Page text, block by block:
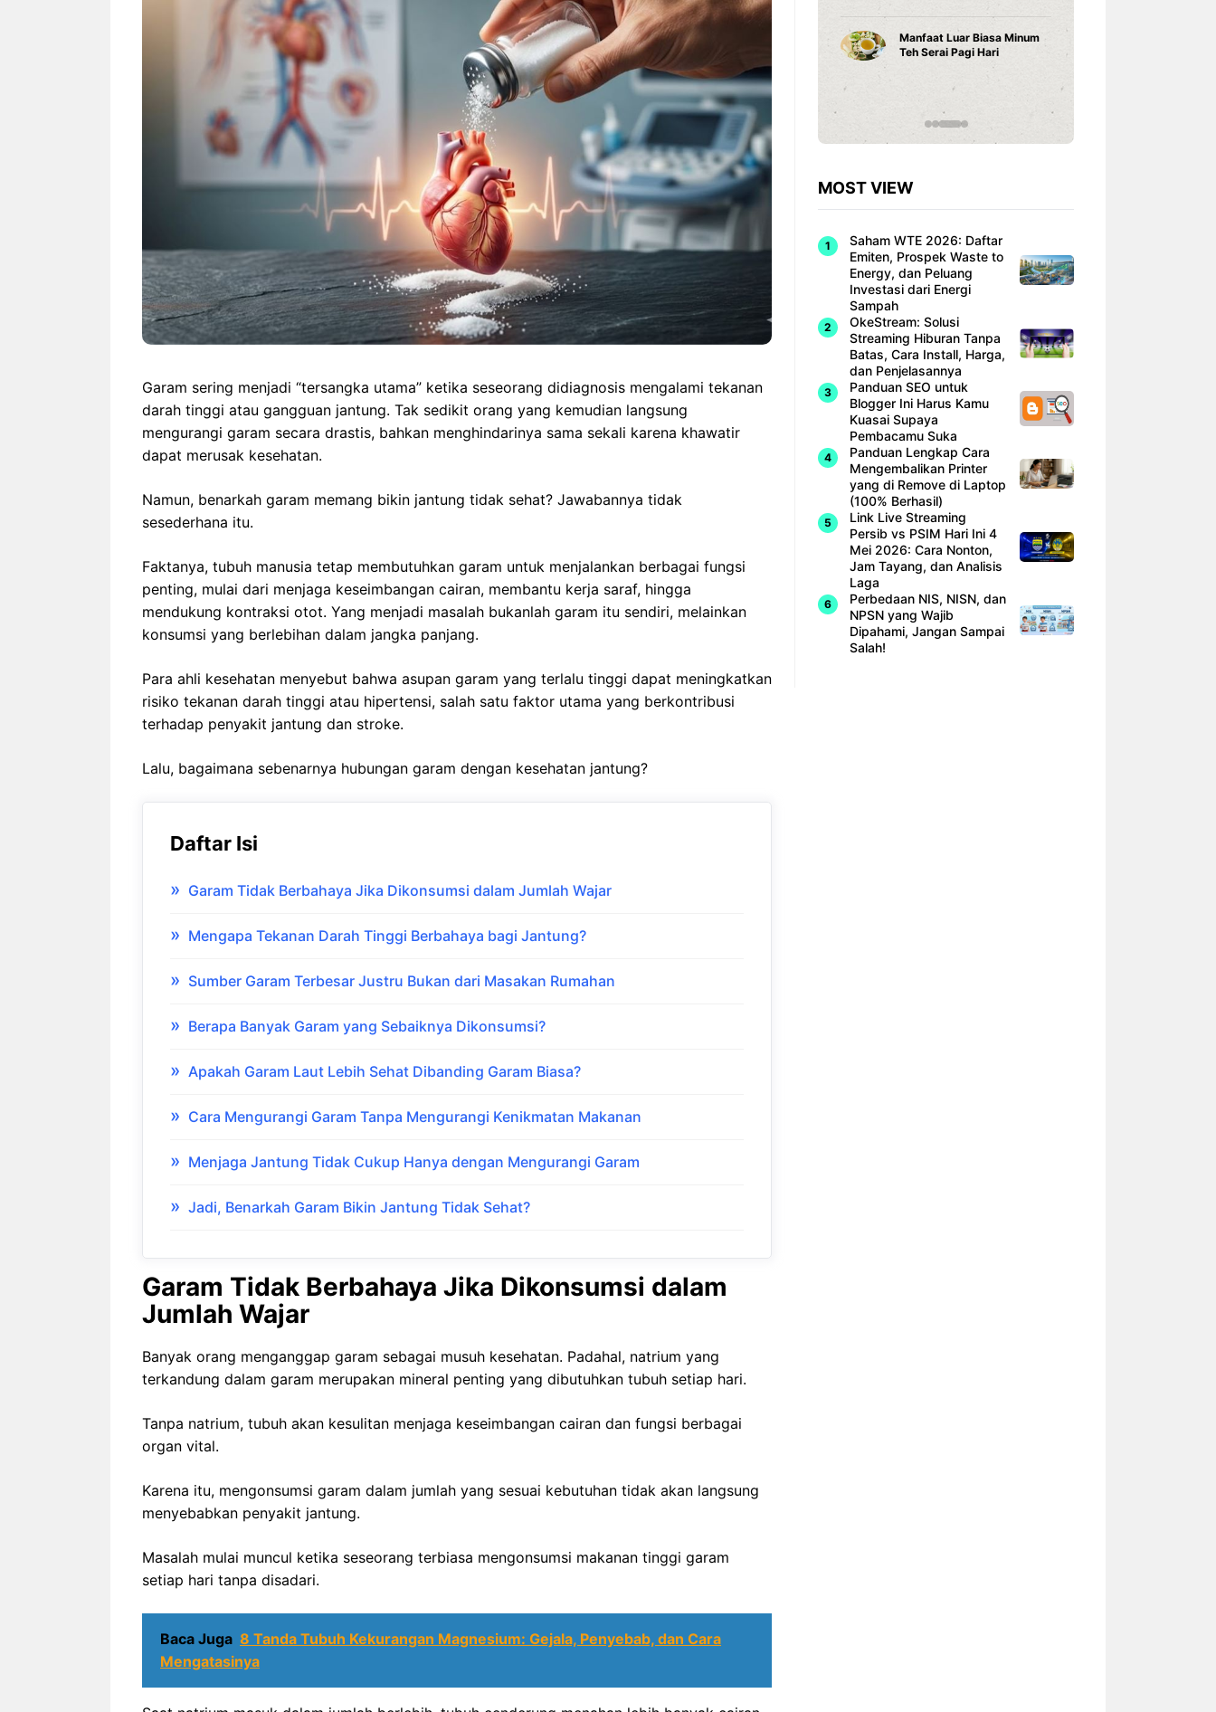
Garam sering menjadi “tersangka utama” ketika seseorang didiagnosis mengalami tekanan
darah tinggi atau gangguan jantung. Tak sedikit orang yang kemudian langsung
mengurangi garam secara drastis, bahkan menghindarinya sama sekali karena khawatir
dapat merusak kesehatan.
Namun, benarkah garam memang bikin jantung tidak sehat? Jawabannya tidak
sesederhana itu.
Faktanya, tubuh manusia tetap membutuhkan garam untuk menjalankan berbagai fungsi
penting, mulai dari menjaga keseimbangan cairan, membantu kerja saraf, hingga
mendukung kontraksi otot. Yang menjadi masalah bukanlah garam itu sendiri, melainkan
konsumsi yang berlebihan dalam jangka panjang.
Para ahli kesehatan menyebut bahwa asupan garam yang terlalu tinggi dapat meningkatkan
risiko tekanan darah tinggi atau hipertensi, salah satu faktor utama yang berkontribusi
terhadap penyakit jantung dan stroke.
Lalu, bagaimana sebenarnya hubungan garam dengan kesehatan jantung?
Daftar Isi
Garam Tidak Berbahaya Jika Dikonsumsi dalam Jumlah Wajar
Mengapa Tekanan Darah Tinggi Berbahaya bagi Jantung?
Sumber Garam Terbesar Justru Bukan dari Masakan Rumahan
Berapa Banyak Garam yang Sebaiknya Dikonsumsi?
Apakah Garam Laut Lebih Sehat Dibanding Garam Biasa?
Cara Mengurangi Garam Tanpa Mengurangi Kenikmatan Makanan
Menjaga Jantung Tidak Cukup Hanya dengan Mengurangi Garam
Jadi, Benarkah Garam Bikin Jantung Tidak Sehat?
Garam Tidak Berbahaya Jika Dikonsumsi dalam
Jumlah Wajar
Banyak orang menganggap garam sebagai musuh kesehatan. Padahal, natrium yang
terkandung dalam garam merupakan mineral penting yang dibutuhkan tubuh setiap hari.
Tanpa natrium, tubuh akan kesulitan menjaga keseimbangan cairan dan fungsi berbagai
organ vital.
Karena itu, mengonsumsi garam dalam jumlah yang sesuai kebutuhan tidak akan langsung
menyebabkan penyakit jantung.
Masalah mulai muncul ketika seseorang terbiasa mengonsumsi makanan tinggi garam
setiap hari tanpa disadari.
Baca Juga 8 Tanda Tubuh Kekurangan Magnesium: Gejala, Penyebab, dan Cara
Mengatasinya
Dominan Jelang ASEAN
Indonesia vs Singapura:
Duel Hidup Mati di ASEAN
Hyundai Cup 2026,garuda-
Manfaat Luar Biasa Minum
Teh Serai Pagi Hari
Cara Belajar yang Tepat
Potensinya
MOST VIEW
Saham WTE 2026: Daftar
Emiten, Prospek Waste to
Energy, dan Peluang
Investasi dari Energi
Sampah
OkeStream: Solusi
Streaming Hiburan Tanpa
Batas, Cara Install, Harga,
dan Penjelasannya
Panduan SEO untuk
Blogger Ini Harus Kamu
Kuasai Supaya
Pembacamu Suka
Panduan Lengkap Cara
Mengembalikan Printer
yang di Remove di Laptop
(100% Berhasil)
Link Live Streaming
Persib vs PSIM Hari Ini 4
Mei 2026: Cara Nonton,
Jam Tayang, dan Analisis
Laga
Perbedaan NIS, NISN, dan
NPSN yang Wajib
Dipahami, Jangan Sampai
Salah!